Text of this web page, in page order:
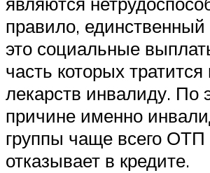
правило, единственный
это социальные
часть которых тратится
лекарств инвалиду. По
причине именно
группы чаще всего ОТП
отказывает в кредите.